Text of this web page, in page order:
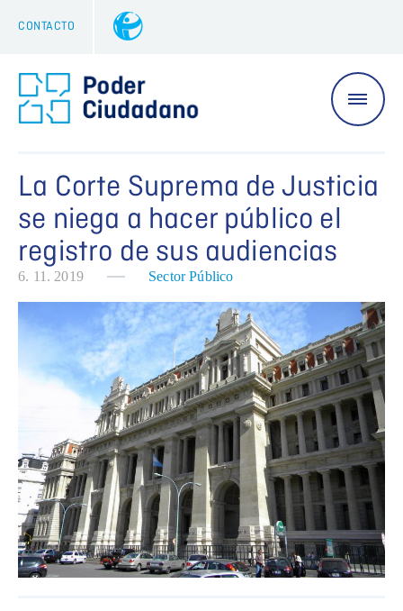
CONTACTO
La Corte Suprema de Justicia
se niega a hacer público el
registro de sus audiencias
6. 11. 2019 Sector Público